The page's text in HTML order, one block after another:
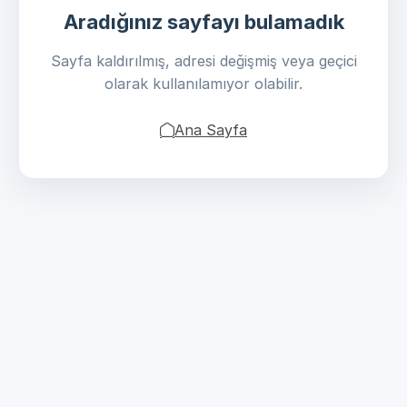
Aradığınız sayfayı bulamadık
Sayfa kaldırılmış, adresi değişmiş veya geçici
olarak kullanılamıyor olabilir.
Ana Sayfa